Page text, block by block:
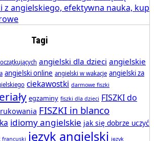
Tagi
angielski dla dzieci angielskie
angielski online angielski w wakacje angielski za
ciekawostki darmowe fiszki
egzaminy fiszki dla dzieci FISZKI do
FISZKI in blanco
idiomy angielskie jak się dobrze uczyć
francuski język angielski język